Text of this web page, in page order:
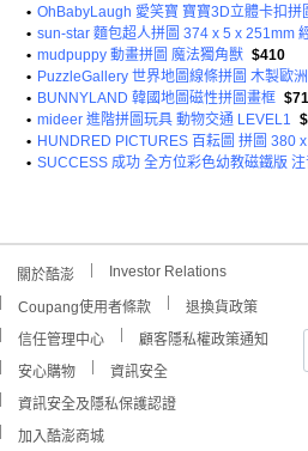
• OhBabyLaugh 愛笑寶 寶寶3D立體卡扣拼
• sun-star 麵包超人拼圖 374 x 5 x 251mm
• mudpuppy 動畫拼圖 魔法獨角獸 $410
• PuzzleGallery 世界地圖線條拼圖 木製歐
• BUNNYLAND 韓國地圖磁性拼圖畫框
• mideer 進階拼圖玩具 動物交通 LEVEL1
• HUNDRED PICTURES 百耘圖 拼圖 380
• SUCCESS 成功 全方位彩色幼教磁鐵版
關於酷澎 Investor Relations
Coupang使用者條款
退換貨政策
信任管理中心
顧客隱私權政策通知
安心購物
資訊安全
資訊安全及隱私保護認證
加入酷澎商城